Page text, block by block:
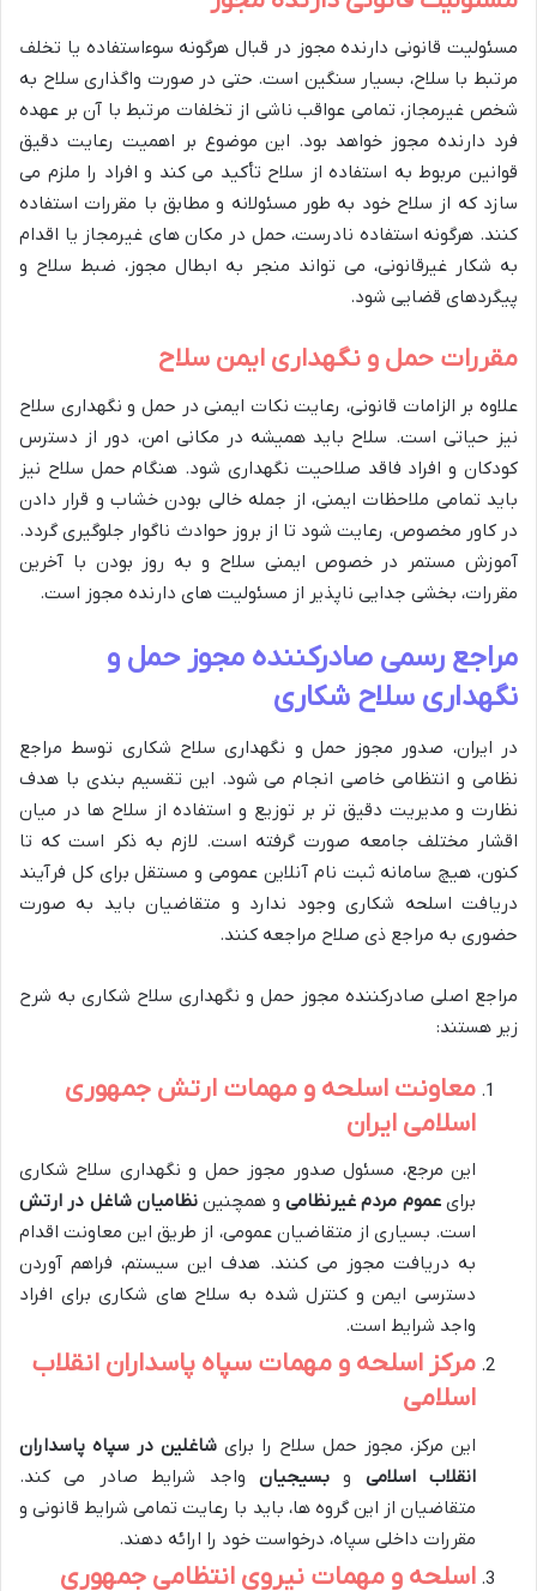
مسئولیت قانونی دارنده مجوز در قبال هرگونه سوءاستفاده یا تخلف
مرتبط با سلاح، بسیار سنگین است. حتی در صورت واگذاری سلاح به
شخص غیرمجاز، تمامی عواقب ناشی از تخلفات مرتبط با آن بر عهده
فرد دارنده مجوز خواهد بود. این موضوع بر اهمیت رعایت دقیق
قوانین مربوط به استفاده از سلاح تأکید می کند و افراد را ملزم می
سازد که از سلاح خود به طور مسئولانه و مطابق با مقررات استفاده
کنند. هرگونه استفاده نادرست، حمل در مکان های غیرمجاز یا اقدام
به شکار غیرقانونی، می تواند منجر به ابطال مجوز، ضبط سلاح و
پیگردهای قضایی شود.
مقررات حمل و نگهداری ایمن سلاح
علاوه بر الزامات قانونی، رعایت نکات ایمنی در حمل و نگهداری سلاح
نیز حیاتی است. سلاح باید همیشه در مکانی امن، دور از دسترس
کودکان و افراد فاقد صلاحیت نگهداری شود. هنگام حمل سلاح نیز
باید تمامی ملاحظات ایمنی، از جمله خالی بودن خشاب و قرار دادن
در کاور مخصوص، رعایت شود تا از بروز حوادث ناگوار جلوگیری گردد.
آموزش مستمر در خصوص ایمنی سلاح و به روز بودن با آخرین
مقررات، بخشی جدایی ناپذیر از مسئولیت های دارنده مجوز است.
مراجع رسمی صادرکننده مجوز حمل و
نگهداری سلاح شکاری
در ایران، صدور مجوز حمل و نگهداری سلاح شکاری توسط مراجع
نظامی و انتظامی خاصی انجام می شود. این تقسیم بندی با هدف
نظارت و مدیریت دقیق تر بر توزیع و استفاده از سلاح ها در میان
اقشار مختلف جامعه صورت گرفته است. لازم به ذکر است که تا
کنون، هیچ سامانه ثبت نام آنلاین عمومی و مستقل برای کل فرآیند
دریافت اسلحه شکاری وجود ندارد و متقاضیان باید به صورت
حضوری به مراجع ذی صلاح مراجعه کنند.
مراجع اصلی صادرکننده مجوز حمل و نگهداری سلاح شکاری به شرح
زیر هستند:
معاونت اسلحه و مهمات ارتش جمهوری
اسلامی ایران
این مرجع، مسئول صدور مجوز حمل و نگهداری سلاح شکاری
برایعموم مردم غیرنظامی و همچنین نظامیان شاغل در ارتش
است. بسیاری از متقاضیان عمومی، از طریق این معاونت اقدام
به دریافت مجوز می کنند. هدف این سیستم، فراهم آوردن
دسترسی ایمن و کنترل شده به سلاح های شکاری برای افراد
واجد شرایط است.
مرکز اسلحه و مهمات سپاه پاسداران انقلاب
اسلامی
این مرکز، مجوز حمل سلاح را برای شاغلین در سپاه پاسداران
انقلاب اسلامی وبسیجیان واجد شرایط صادر می کند.
متقاضیان از این گروه ها، باید با رعایت تمامی شرایط قانونی و
مقررات داخلی سپاه، درخواست خود را ارائه دهند.
اسلحه و مهمات نیروی انتظامی جمهوری